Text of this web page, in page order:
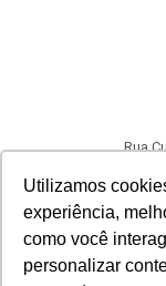
Utilizamos
experiência,
como você
personalizar
Rua